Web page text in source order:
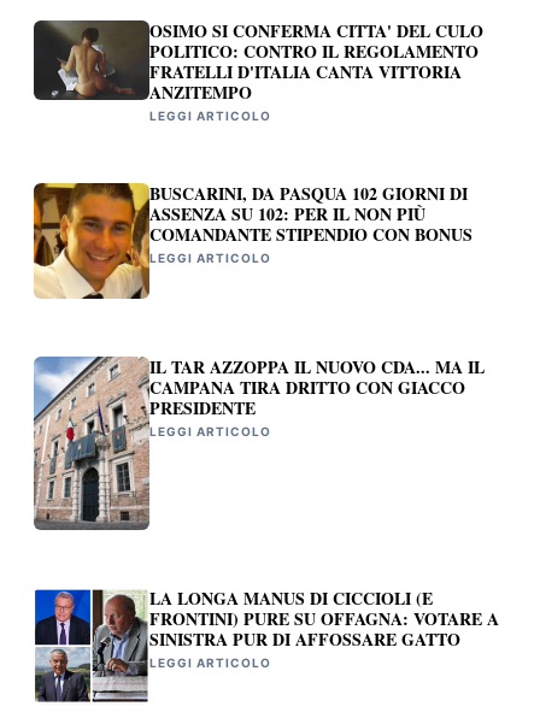
OSIMO SI CONFERMA CITTA' DEL CULO
POLITICO: CONTRO IL REGOLAMENTO
FRATELLI D'ITALIA CANTA VITTORIA
ANZITEMPO
LEGGI ARTICOLO
BUSCARINI, DA PASQUA 102 GIORNI DI
ASSENZA SU 102: PER IL NON PIÙ
COMANDANTE STIPENDIO CON BONUS
LEGGI ARTICOLO
IL TAR AZZOPPA IL NUOVO CDA... MA IL
CAMPANA TIRA DRITTO CON GIACCO
PRESIDENTE
LEGGI ARTICOLO
LA LONGA MANUS DI CICCIOLI (E
FRONTINI) PURE SU OFFAGNA: VOTARE A
SINISTRA PUR DI AFFOSSARE GATTO
LEGGI ARTICOLO